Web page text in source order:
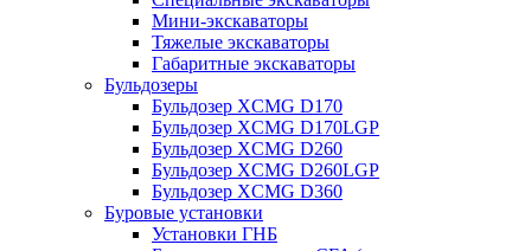
Мини-экскаваторы
Тяжелые экскаваторы
Габаритные экскаваторы
Бульдозеры
Бульдозер XCMG D170
Бульдозер XCMG D170LGP
Бульдозер XCMG D260
Бульдозер XCMG D260LGP
Бульдозер XCMG D360
Буровые установки
Установки ГНБ